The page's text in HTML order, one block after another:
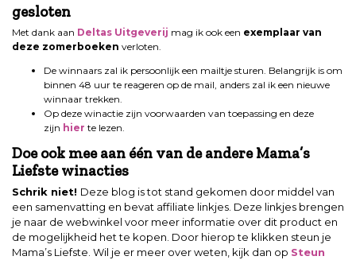
gesloten
Met dank aan Deltas Uitgeverij mag ik ook een exemplaar van
deze zomerboeken verloten.
De winnaars zal ik persoonlijk een mailtje sturen. Belangrijk is om
binnen 48 uur te reageren op de mail, anders zal ik een nieuwe
winnaar trekken.
Op deze winactie zijn voorwaarden van toepassing en deze
zijn hier te lezen.
Doe ook mee aan één van de andere Mama’s
Liefste winacties
Schrik niet! Deze blog is tot stand gekomen door middel van
een samenvatting en bevat affiliate linkjes. Deze linkjes brengen
je naar de webwinkel voor meer informatie over dit product en
de mogelijkheid het te kopen. Door hierop te klikken steun je
Mama’s Liefste. Wil je er meer over weten, kijk dan op Steun